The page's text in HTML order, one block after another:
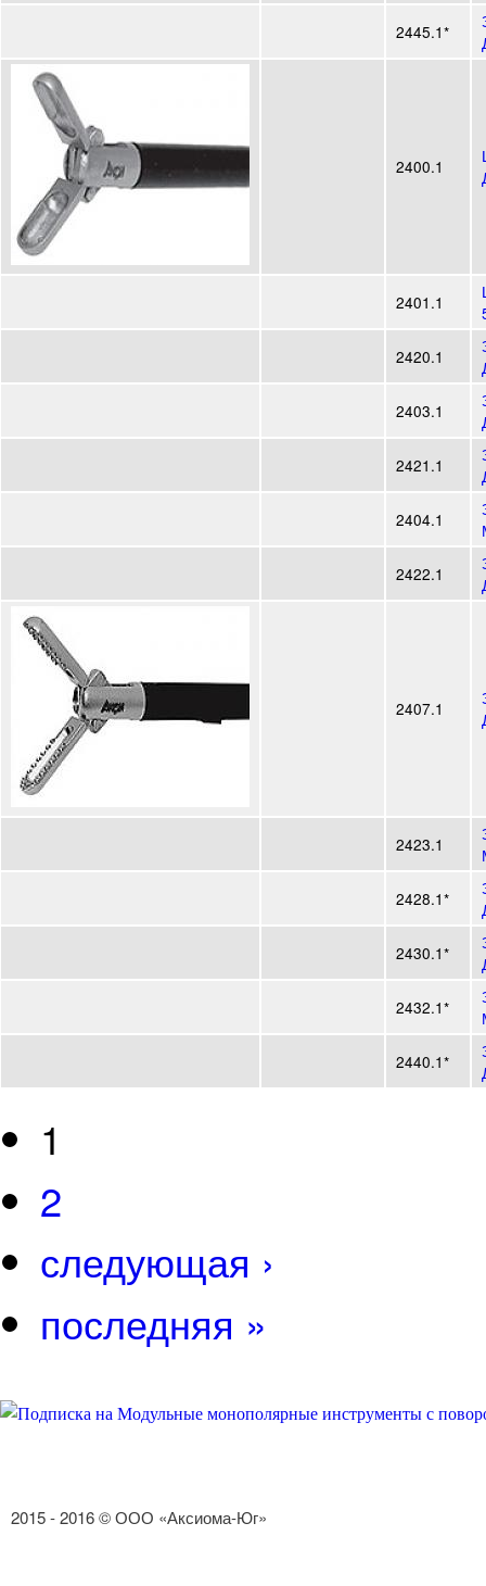
2445.1*
2400.1
2401.1
2420.1
2403.1
2421.1
2404.1
2422.1
2407.1
2423.1
2428.1*
2430.1*
2432.1*
2440.1*
Страницы
1
2
следующая ›
последняя »
2015 - 2016 © ООО «Аксиома-Юг»